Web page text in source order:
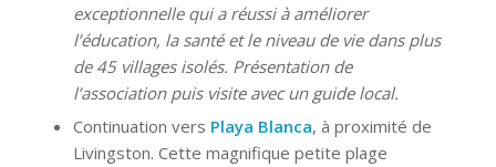
exceptionnelle qui a réussi à améliorer
l’éducation, la santé et le niveau de vie dans plus
de 45 villages isolés. Présentation de
l’association puis visite avec un guide local.
Continuation vers Playa Blanca, à proximité de
Livingston. Cette magnifique petite plage